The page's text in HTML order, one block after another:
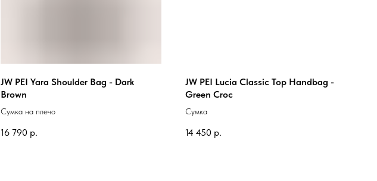
JW PEI Yara Shoulder Bag - Dark
Brown
Сумка на плечо
16 790 р.
JW PEI Lucia Classic Top Handbag -
Green Croc
Сумка
14 450 р.